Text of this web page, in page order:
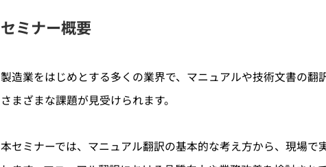
セミナー概要
製造業をはじめとする多くの業界で、マニュアルや技術文書の
さまざまな課題が見受けられます。
本セミナーでは、マニュアル翻訳の基本的な考え方から、現場